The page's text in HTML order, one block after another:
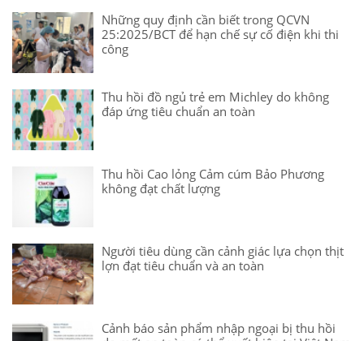
Những quy định cần biết trong QCVN
25:2025/BCT để hạn chế sự cố điện khi thi
công
Thu hồi đồ ngủ trẻ em Michley do không
đáp ứng tiêu chuẩn an toàn
Thu hồi Cao lỏng Cảm cúm Bảo Phương
không đạt chất lượng
Người tiêu dùng cần cảnh giác lựa chọn thịt
lợn đạt tiêu chuẩn và an toàn
Cảnh báo sản phẩm nhập ngoại bị thu hồi